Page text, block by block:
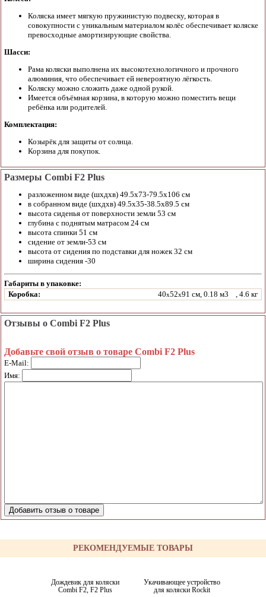
Коляска имеет мягкую пружинистую подвеску, которая в
совокупности с уникальным материалом колёс обеспечивает коляске
превосходные амортизирующие свойства.
Шасси:
Рама коляски выполнена их высокотехнологичного и прочного
алюминия, что обеспечивает ей невероятную лёгкость.
Коляску можно сложить даже одной рукой.
Имеется объёмная корзина, в которую можно поместить вещи
ребёнка или родителей.
Комплектация:
Козырёк для защиты от солнца.
Корзина для покупок.
Размеры Combi F2 Plus
разложенном виде (шxдхв) 49.5х73-79.5х106 см
в собранном виде (шхдxв) 49.5х35-38.5х89.5 см
высота сиденья от поверхности земли 53 см
глубина с поднятым матрасом 24 см
высота спинки 51 см
сидение от земли-53 см
высота от сидения по подставки для ножек 32 см
ширина сидения -30
Габариты в упаковке:
Коробка:
40x52x91 см, 0.18 м3 , 4.6 кг
Отзывы о Combi F2 Plus
Добавьте свой отзыв о товаре Combi F2 Plus
E-Mail:
Имя:
РЕКОМЕНДУЕМЫЕ ТОВАРЫ
Дождевик для коляски
Combi F2, F2 Plus
Укачивающее устройство
для коляски Rockit